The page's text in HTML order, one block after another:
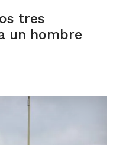
tres
un hombre